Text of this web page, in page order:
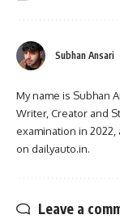
Subhan Ansari
My name is Subhan
Writer, Creator and
examination in
on dailyauto.in.
Leave a